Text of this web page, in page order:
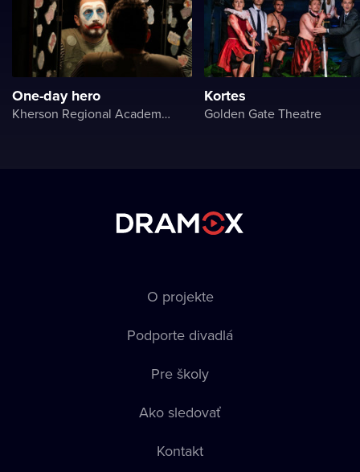
One-day hero
Kherson Regional Academic Music and Drama Theater named after Mykola Kulish
Kortes
Golden Gate Theatre
O projekte
Podporte divadlá
Pre školy
Ako sledovať
Kontakt